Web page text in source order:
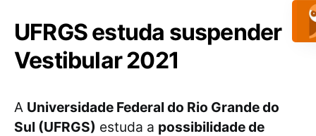
UFRGS estuda suspender
Vestibular 2021
A Universidade Federal do Rio Grande do
Sul (UFRGS) estuda a possibilidade de